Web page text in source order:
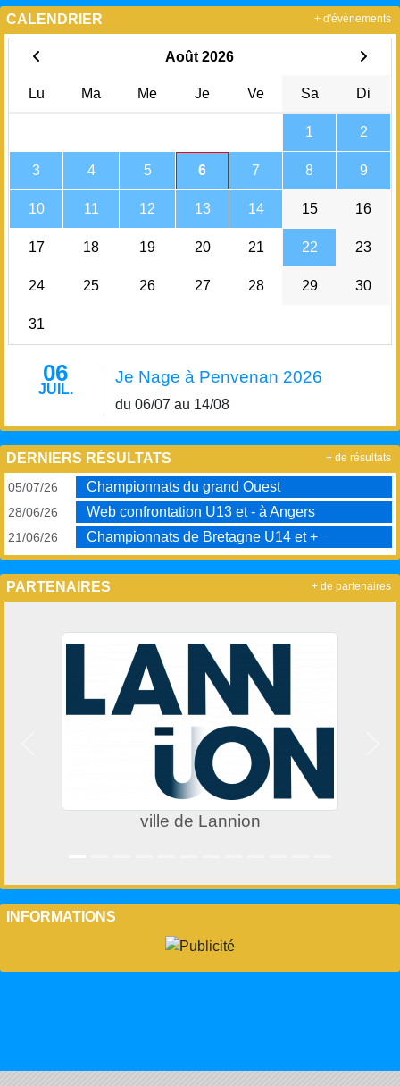
CALENDRIER
Août 2026
Lu Ma Me Je Ve Sa Di
1 2
3 4 5 6 7 8 9
10 11 12 13 14 15 16
17 18 19 20 21 22 23
24 25 26 27 28 29 30
31
06
JUIL.
Je Nage à Penvenan 2026
du 06/07 au 14/08
+ d'évènements
DERNIERS RÉSULTATS
05/07/26 Championnats du grand Ouest
28/06/26 Web confrontation U13 et - à Angers
21/06/26 Championnats de Bretagne U14 et +
+ de résultats
PARTENAIRES
ville de Lannion
+ de partenaires
INFORMATIONS